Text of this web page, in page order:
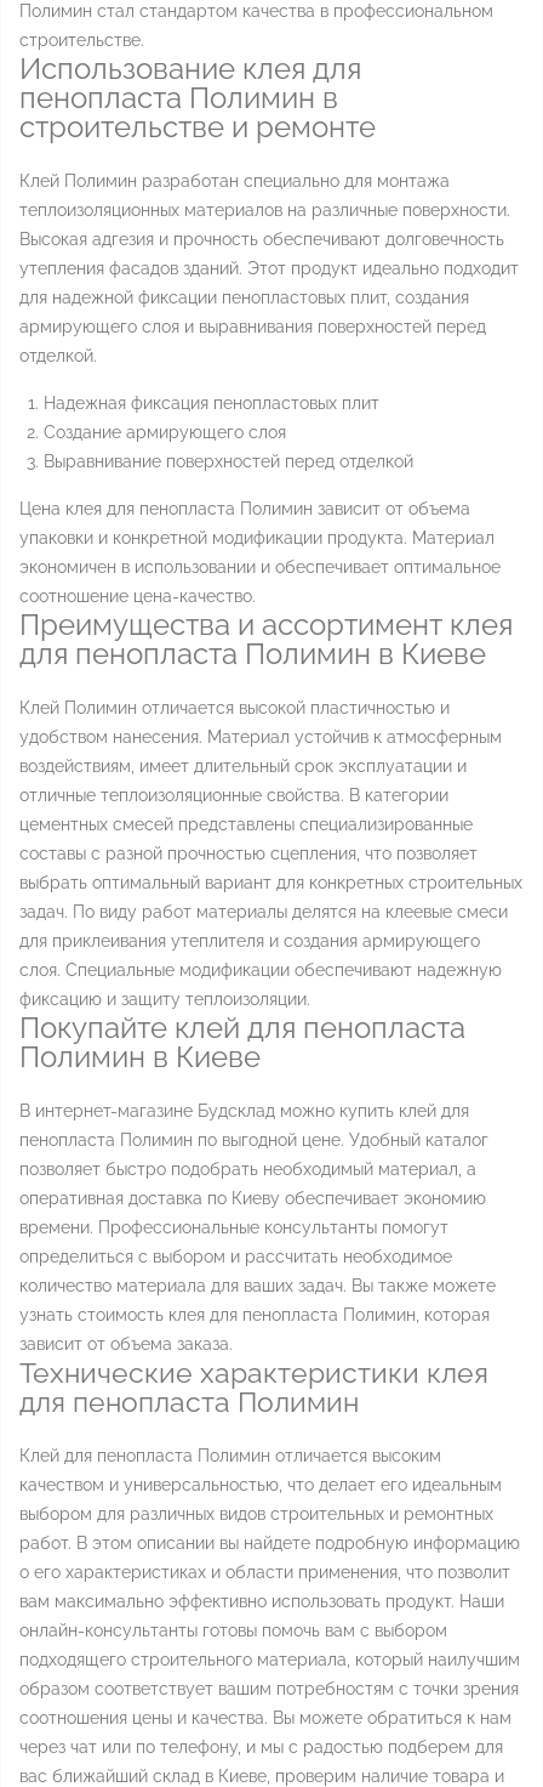
Полимин стал стандартом качества в профессиональном
строительстве.
Использование клея для
пенопласта Полимин в
строительстве и ремонте
Клей Полимин разработан специально для монтажа
теплоизоляционных материалов на различные поверхности.
Высокая адгезия и прочность обеспечивают долговечность
утепления фасадов зданий. Этот продукт идеально подходит
для надежной фиксации пенопластовых плит, создания
армирующего слоя и выравнивания поверхностей перед
отделкой.
Надежная фиксация пенопластовых плит
Создание армирующего слоя
Выравнивание поверхностей перед отделкой
Цена клея для пенопласта Полимин зависит от объема
упаковки и конкретной модификации продукта. Материал
экономичен в использовании и обеспечивает оптимальное
соотношение цена-качество.
Преимущества и ассортимент клея
для пенопласта Полимин в Киеве
Клей Полимин отличается высокой пластичностью и
удобством нанесения. Материал устойчив к атмосферным
воздействиям, имеет длительный срок эксплуатации и
отличные теплоизоляционные свойства. В категории
цементных смесей представлены специализированные
составы с разной прочностью сцепления, что позволяет
выбрать оптимальный вариант для конкретных строительных
задач. По виду работ материалы делятся на клеевые смеси
для приклеивания утеплителя и создания армирующего
слоя. Специальные модификации обеспечивают надежную
фиксацию и защиту теплоизоляции.
Покупайте клей для пенопласта
Полимин в Киеве
В интернет-магазине Будсклад можно купить клей для
пенопласта Полимин по выгодной цене. Удобный каталог
позволяет быстро подобрать необходимый материал, а
оперативная доставка по Киеву обеспечивает экономию
времени. Профессиональные консультанты помогут
определиться с выбором и рассчитать необходимое
количество материала для ваших задач. Вы также можете
узнать стоимость клея для пенопласта Полимин, которая
зависит от объема заказа.
Технические характеристики клея
для пенопласта Полимин
Клей для пенопласта Полимин отличается высоким
качеством и универсальностью, что делает его идеальным
выбором для различных видов строительных и ремонтных
работ. В этом описании вы найдете подробную информацию
о его характеристиках и области применения, что позволит
вам максимально эффективно использовать продукт. Наши
онлайн-консультанты готовы помочь вам с выбором
подходящего строительного материала, который наилучшим
образом соответствует вашим потребностям с точки зрения
соотношения цены и качества. Вы можете обратиться к нам
через чат или по телефону, и мы с радостью подберем для
вас ближайший склад в Киеве, проверим наличие товара и